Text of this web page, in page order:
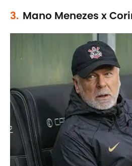
3. Mano Menezes x